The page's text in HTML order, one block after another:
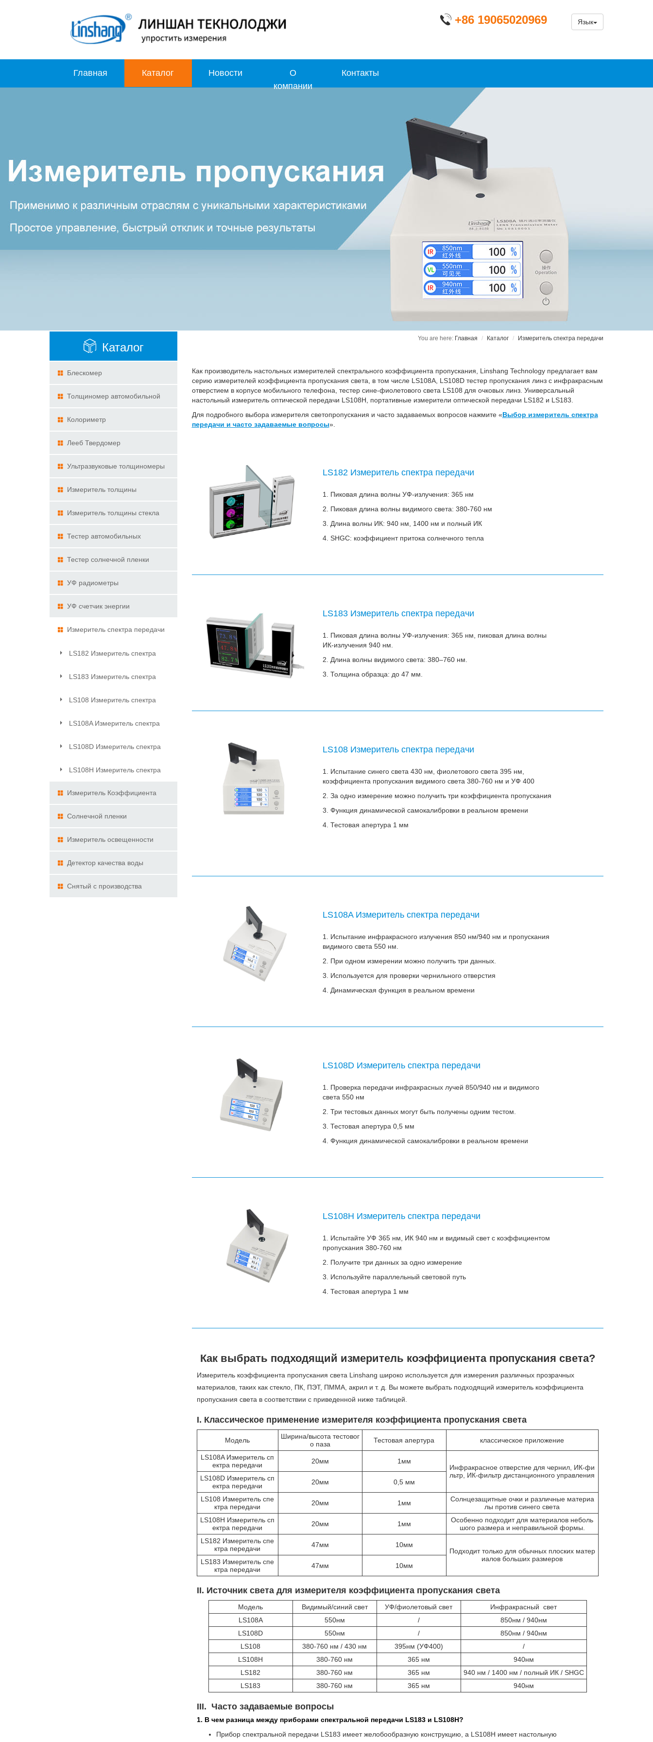
+86 19065020969 Язык
Главная Каталог Новости
О
компании
Контакты
Каталог
Блескомер
Толщиномер автомобильной
краскиКолориметр
Лееб Твердомер
Ультразвуковые толщиномеры
Измеритель толщины
покрытий
Измеритель толщины стекла
Тестер автомобильных
оконных пленок
Тестер солнечной пленки
УФ радиометры
УФ счетчик энергии
Измеритель спектра передачи
LS182 Измеритель спектра
передачи
LS183 Измеритель спектра
передачи
LS108 Измеритель спектра
передачи
LS108A Измеритель спектра
передачи
LS108D Измеритель спектра
передачи
LS108H Измеритель спектра
передачи
Измеритель Коэффициента
Пропускания Светильник
Солнечной пленки
демонстрационный комплект
Измеритель освещенности
Детектор качества воды
Снятый с производства
Главная Каталог Измеритель спектра передачи
Как производитель настольных измерителей спектрального коэффициента пропускания, Linshang Technology предлагает вам
серию измерителей коэффициента пропускания света, в том числе LS108A, LS108D тестер пропускания линз с инфракрасным
отверстием в корпусе мобильного телефона, тестер сине-фиолетового света LS108 для очковых линз. Универсальный
настольный измеритель оптической передачи LS108H, портативные измерители оптической передачи LS182 и LS183.
Для подробного выбора измерителя светопропускания и часто задаваемых вопросов нажмите «Выбор измеритель спектра
передачи и часто задаваемые вопросы».
LS182 Измеритель спектра передачи
1. Пиковая длина волны УФ-излучения: 365 нм
2. Пиковая длина волны видимого света: 380-760 нм
3. Длина волны ИК: 940 нм, 1400 нм и полный ИК
4. SHGC: коэффициент притока солнечного тепла
LS183 Измеритель спектра передачи
1. Пиковая длина волны УФ-излучения: 365 нм, пиковая длина волны
ИК-излучения 940 нм.
2. Длина волны видимого света: 380–760 нм.
3. Толщина образца: до 47 мм.
LS108 Измеритель спектра передачи
1. Испытание синего света 430 нм, фиолетового света 395 нм,
коэффициента пропускания видимого света 380-760 нм и УФ 400
2. За одно измерение можно получить три коэффициента пропускания
3. Функция динамической самокалибровки в реальном времени
4. Тестовая апертура 1 мм
LS108A Измеритель спектра передачи
1. Испытание инфракрасного излучения 850 нм/940 нм и пропускания
видимого света 550 нм.
2. При одном измерении можно получить три данных.
3. Используется для проверки чернильного отверстия
4. Динамическая функция в реальном времени
LS108D Измеритель спектра передачи
1. Проверка передачи инфракрасных лучей 850/940 нм и видимого
света 550 нм
2. Три тестовых данных могут быть получены одним тестом.
3. Тестовая апертура 0,5 мм
4. Функция динамической самокалибровки в реальном времени
LS108H Измеритель спектра передачи
1. Испытайте УФ 365 нм, ИК 940 нм и видимый свет с коэффициентом
пропускания 380-760 нм
2. Получите три данных за одно измерение
3. Используйте параллельный световой путь
4. Тестовая апертура 1 мм
Как выбрать подходящий измеритель коэффициента пропускания света?
Измеритель коэффициента пропускания света Linshang широко используется для измерения различных прозрачных
материалов, таких как стекло, ПК, ПЭТ, ПММА, акрил и т. д. Вы можете выбрать подходящий измеритель коэффициента
пропускания света в соответствии с приведенной ниже таблицей.
I. Классическое применение измерителя коэффициента пропускания света
Модель
Ширина/высота тестовог
о паза
Тестовая апертура классическое приложение
LS108A Измеритель сп
ектра передачи
20мм
1мм
Инфракрасное отверстие для чернил, ИК-фи
льтр, ИК-фильтр дистанционного управления
LS108D Измеритель сп
ектра передачи
20мм 0,5 мм
LS108 Измеритель спе
ктра передачи
20мм 1мм
Солнцезащитные очки и различные материа
лы против синего света
LS108H Измеритель сп
ектра передачи
20мм 1мм
Особенно подходит для материалов неболь
шого размера и неправильной формы.
LS182 Измеритель спе
ктра передачи
47мм
10мм
Подходит только для обычных плоских матер
иалов больших размеров
LS183 Измеритель спе
ктра передачи
47мм 10мм
II. Источник света для измерителя коэффициента пропускания света
Модель Видимый/синий свет УФ/фиолетовый свет
Инфракрасный свет
LS108A
550нм /
850нм / 940нм
LS108D
550нм /
850нм / 940нм
LS108
380-760 нм / 430 нм 395нм (УФ400)
/
LS108H
380-760 нм 365 нм
940нм
LS182
380-760 нм 365 нм
940 нм / 1400 нм / полный ИК / SHGC
LS183
380-760 нм 365 нм 940нм
III. Часто задаваемые вопросы
1. В чем разница между приборами спектральной передачи LS183 и LS108H?
Прибор спектральной передачи LS183 имеет желобообразную конструкцию, а LS108H имеет настольную